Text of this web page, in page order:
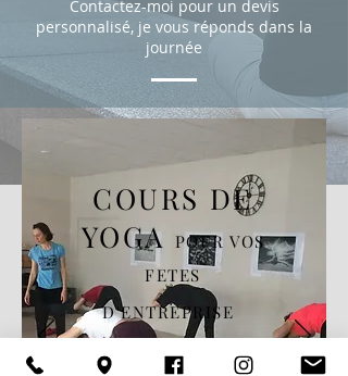
Contactez-moi pour un devis
personnalisé, je vous réponds dans la
journée
COURS DE
YOGA POUR VOS
FETES
D'ENTREPRISE